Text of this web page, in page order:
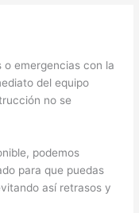
o emergencias con la
del equipo
no se
podemos
para que puedas
así retrasos y